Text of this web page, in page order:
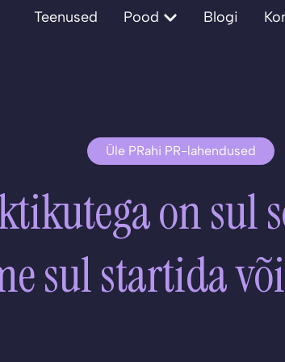
Teenused Pood Open Pood
Blogi
Üle PRahi PR-lahendused
on sul
sul startida